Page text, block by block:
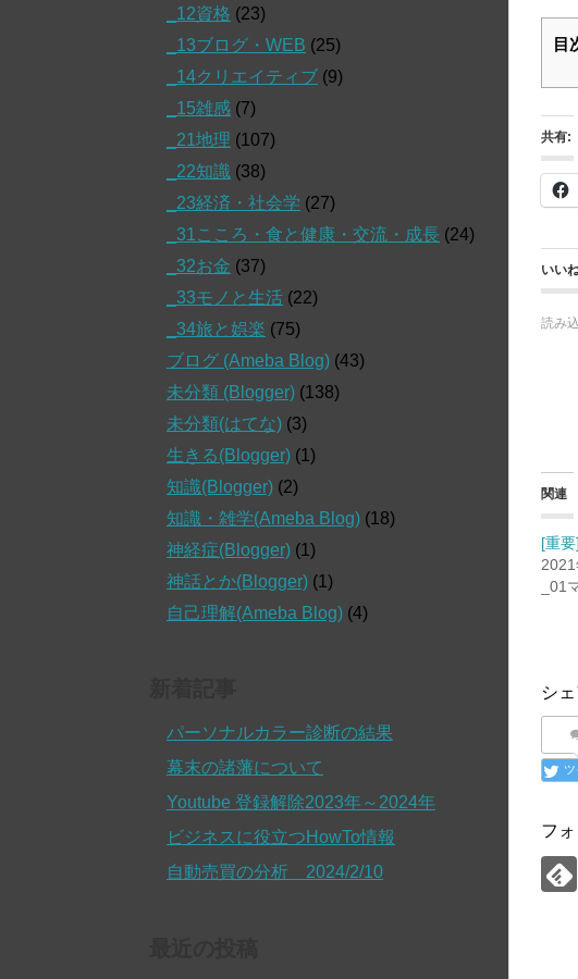
目
共有:
いい
読み
関連
[重
_01
シ
フ
_12資格 (23)
_13ブログ・WEB (25)
_14クリエイティブ (9)
_15雑感 (7)
_21地理 (107)
_22知識 (38)
_23経済・社会学 (27)
_31こころ・食と健康・交流・成長 (24)
_32お金 (37)
_33モノと生活 (22)
_34旅と娯楽 (75)
ブログ (Ameba Blog) (43)
未分類 (Blogger) (138)
未分類(はてな) (3)
生きる(Blogger) (1)
知識(Blogger) (2)
知識・雑学(Ameba Blog) (18)
神経症(Blogger) (1)
神話とか(Blogger) (1)
自己理解(Ameba Blog) (4)
パーソナルカラー診断の結果
幕末の諸藩について
Youtube 登録解除2023年～2024年
ビジネスに役立つHowTo情報
自動売買の分析 2024/2/10